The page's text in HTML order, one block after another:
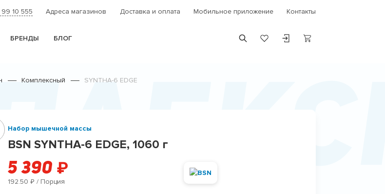
99 10 555 Адреса магазинов Доставка и оплата Мобильное приложение Контакты
БРЕНДЫ БЛОГ
Комплексный SYNTHA-6 EDGE
Набор мышечной массы
BSN SYNTHA-6 EDGE, 1060 г
5 390 ₽
192.50 ₽ / Порция